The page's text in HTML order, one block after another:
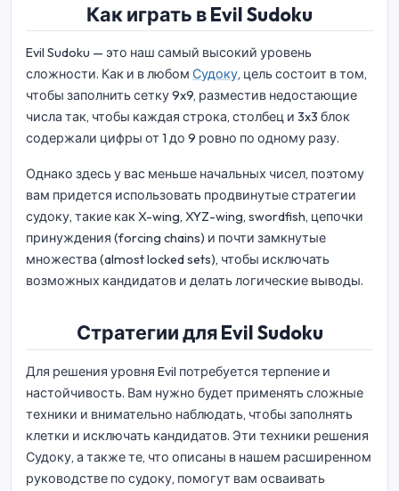
Как играть в Evil Sudoku
Evil Sudoku — это наш самый высокий уровень
сложности. Как и в любом Судоку, цель состоит в том,
чтобы заполнить сетку 9x9, разместив недостающие
числа так, чтобы каждая строка, столбец и 3x3 блок
содержали цифры от 1 до 9 ровно по одному разу.
Однако здесь у вас меньше начальных чисел, поэтому
вам придется использовать продвинутые стратегии
судоку, такие как X-wing, XYZ-wing, swordfish, цепочки
принуждения (forcing chains) и почти замкнутые
множества (almost locked sets), чтобы исключать
возможных кандидатов и делать логические выводы.
Стратегии для Evil Sudoku
Для решения уровня Evil потребуется терпение и
настойчивость. Вам нужно будет применять сложные
техники и внимательно наблюдать, чтобы заполнять
клетки и исключать кандидатов. Эти техники решения
Судоку, а также те, что описаны в нашем расширенном
руководстве по судоку, помогут вам осваивать